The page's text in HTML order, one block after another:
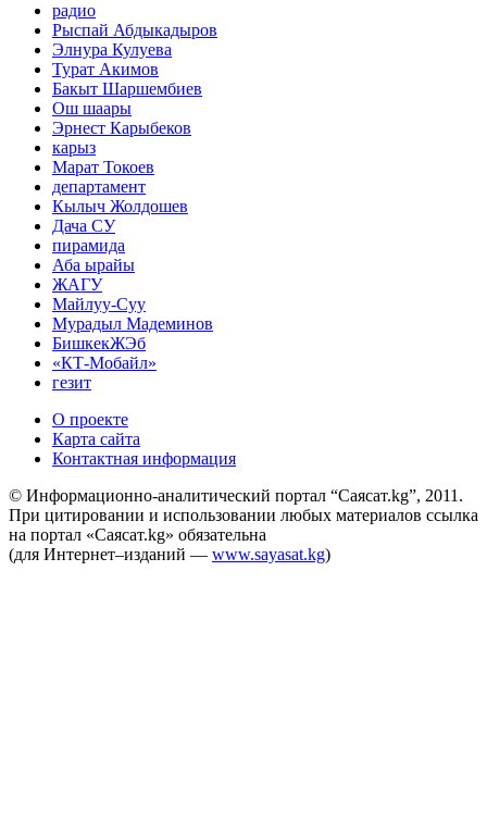
радио
Рыспай Абдыкадыров
Элнура Кулуева
Турат Акимов
Бакыт Шаршембиев
Ош шаары
Эрнест Карыбеков
карыз
Марат Токоев
департамент
Кылыч Жолдошев
Дача СУ
пирамида
Аба ырайы
ЖАГУ
Майлуу-Суу
Мурадыл Мадеминов
БишкекЖЭб
«КТ-Мобайл»
гезит
О проекте
Карта сайта
Контактная информация
© Информационно-аналитический портал “Саясат.kg”, 2011.
При цитировании и использовании любых материалов ссылка
на портал «Саясат.kg» обязательна
(для Интернет–изданий — www.sayasat.kg)